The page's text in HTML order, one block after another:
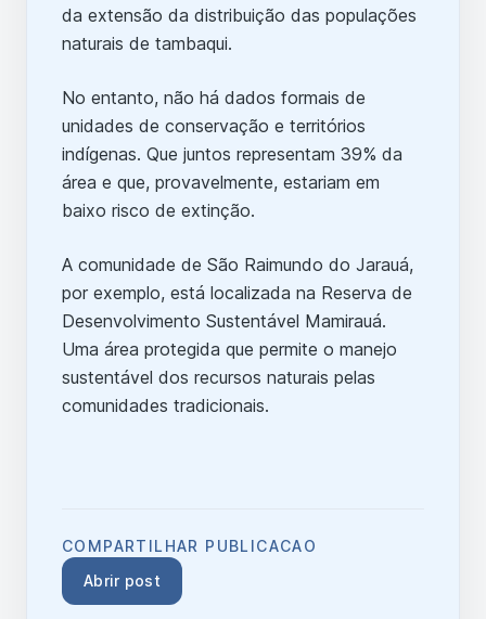
da extensão da distribuição das populações
naturais de tambaqui.
No entanto, não há dados formais de
unidades de conservação e territórios
indígenas. Que juntos representam 39% da
área e que, provavelmente, estariam em
baixo risco de extinção.
A comunidade de São Raimundo do Jarauá,
por exemplo, está localizada na Reserva de
Desenvolvimento Sustentável Mamirauá.
Uma área protegida que permite o manejo
sustentável dos recursos naturais pelas
comunidades tradicionais.
COMPARTILHAR PUBLICACAO
Abrir post